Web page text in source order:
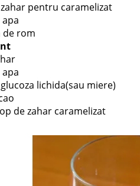
pentru caramelizat
de rom
lichida(sau miere)
de zahar caramelizat